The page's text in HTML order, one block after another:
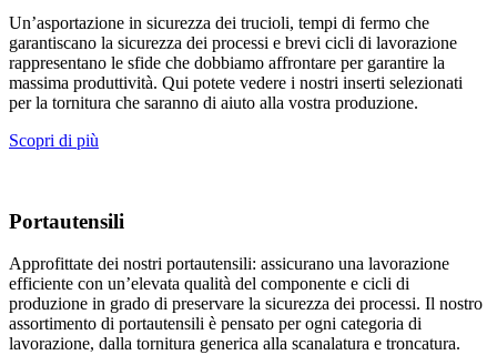
Un’asportazione in sicurezza dei trucioli, tempi di fermo che
garantiscano la sicurezza dei processi e brevi cicli di lavorazione
rappresentano le sfide che dobbiamo affrontare per garantire la
massima produttività. Qui potete vedere i nostri inserti selezionati
per la tornitura che saranno di aiuto alla vostra produzione.
Scopri di più
Portautensili
Approfittate dei nostri portautensili: assicurano una lavorazione
efficiente con un’elevata qualità del componente e cicli di
produzione in grado di preservare la sicurezza dei processi. Il nostro
assortimento di portautensili è pensato per ogni categoria di
lavorazione, dalla tornitura generica alla scanalatura e troncatura.